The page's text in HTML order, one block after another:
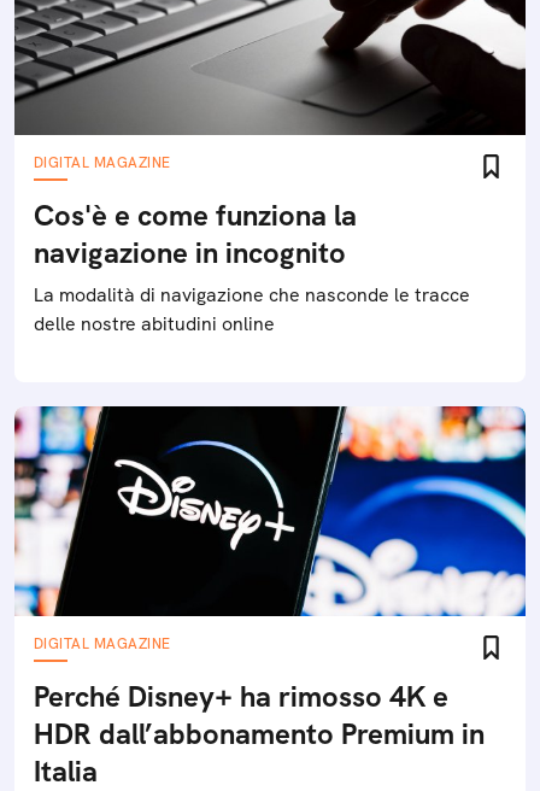
DIGITAL MAGAZINE
Cos'è e come funziona la
navigazione in incognito
La modalità di navigazione che nasconde le tracce
delle nostre abitudini online
DIGITAL MAGAZINE
Perché Disney+ ha rimosso 4K e
HDR dall’abbonamento Premium in
Italia